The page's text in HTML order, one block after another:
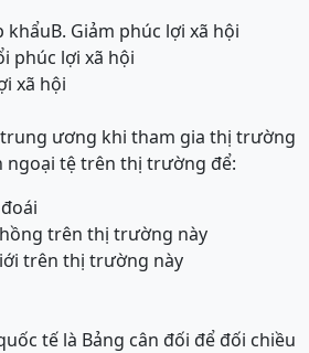
khẩuB. Giảm phúc lợi xã hội
phúc lợi xã hội
xã hội
ương khi tham gia thị trường
ngoại tệ trên thị trường để:
trên thị trường này
trên thị trường này
tế là Bảng cân đối để đối chiều